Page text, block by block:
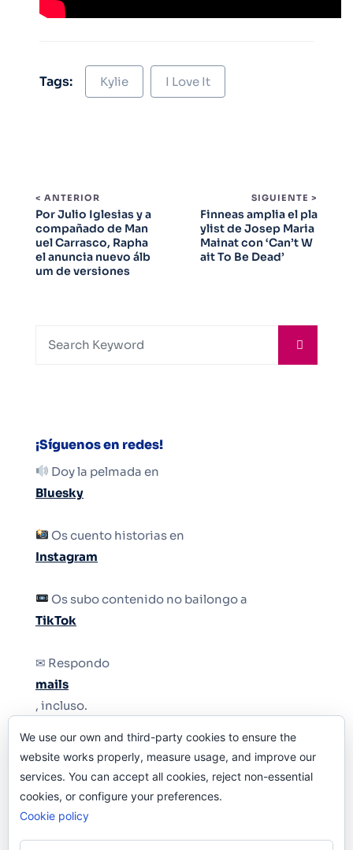
Tags: Kylie I Love It
< ANTERIOR
Por Julio Iglesias y a
compañado de Man
uel Carrasco, Rapha
el anuncia nuevo álb
um de versiones
SIGUIENTE >
Finneas amplia el pla
ylist de Josep Maria
Mainat con ‘Can’t W
ait To Be Dead’
¡Síguenos en redes!
Doy la pelmada en
Bluesky
Os cuento historias en
Instagram
Os subo contenido no bailongo a
TikTok
✉ Respondo
mails
, incluso.
Y si una persona no puede tener teléfono, que
le quiten el teléfono.
We use our own and third-party cookies to ensure the
website works properly, measure usage, and improve our
services. You can accept all cookies, reject non-essential
cookies, or configure your preferences.
Cookie policy